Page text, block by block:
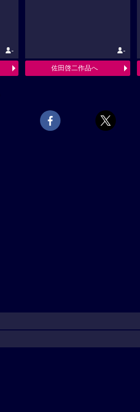
- -
佐田啓二作品へ